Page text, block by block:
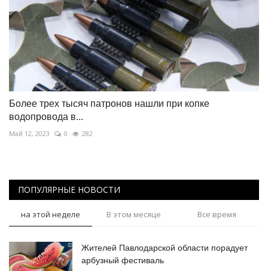
Более трех тысяч патронов нашли при копке
водопровода в...
Май 12, 2023 0 282
ПОПУЛЯРНЫЕ НОВОСТИ
на этой неделе В этом месяце Все время
Жителей Павлодарской области порадует
арбузный фестиваль